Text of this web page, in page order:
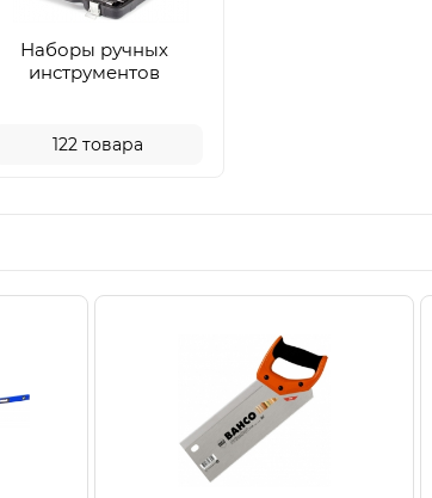
Наборы ручных
инструментов
122 товара